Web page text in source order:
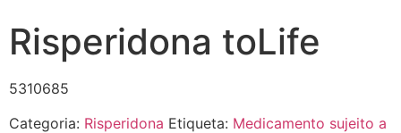
Risperidona toLife
5310685
Categoria: Risperidona Etiqueta: Medicamento sujeito a